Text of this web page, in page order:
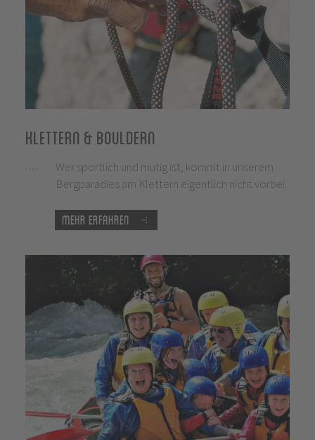
Klettern & Bouldern
Wer sportlich und mutig ist, kommt in unserem
Bergparadies am Klettern eigentlich nicht vorbei.
Mehr Erfahren